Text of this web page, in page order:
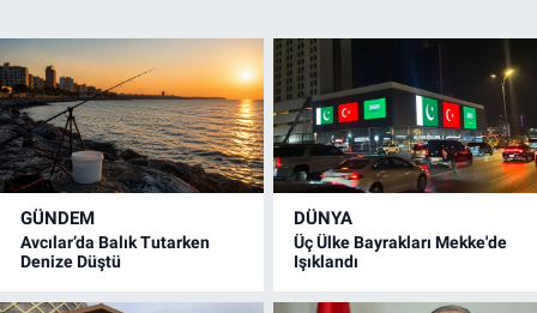
GÜNDEM
Avcılar’da Balık Tutarken
Denize Düştü
DÜNYA
Üç Ülke Bayrakları Mekke'de
Işıklandı